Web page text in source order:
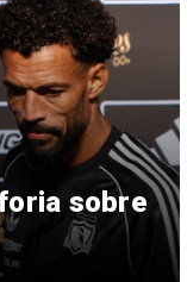
sobre